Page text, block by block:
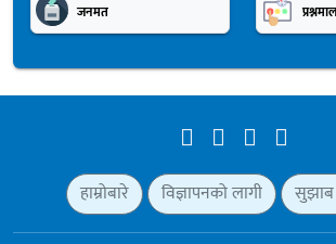
जनमत
हाम्रोबारे विज्ञापनको लागी सुझाब